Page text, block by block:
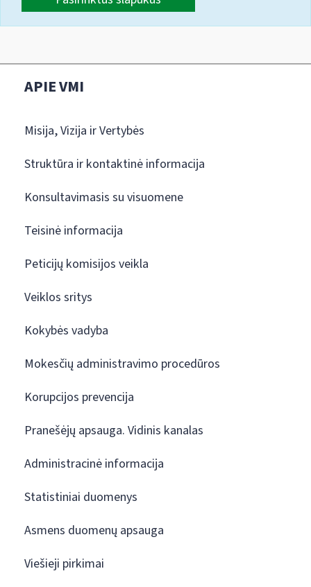
APIE VMI
Misija, Vizija ir Vertybės
Struktūra ir kontaktinė informacija
Konsultavimasis su visuomene
Teisinė informacija
Peticijų komisijos veikla
Veiklos sritys
Kokybės vadyba
Mokesčių administravimo procedūros
Korupcijos prevencija
Pranešėjų apsauga. Vidinis kanalas
Administracinė informacija
Statistiniai duomenys
Asmens duomenų apsauga
Viešieji pirkimai